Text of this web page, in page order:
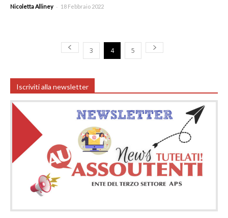
Nicoletta Alliney - 18 Febbraio 2022
3 4 5
Iscriviti alla newsletter